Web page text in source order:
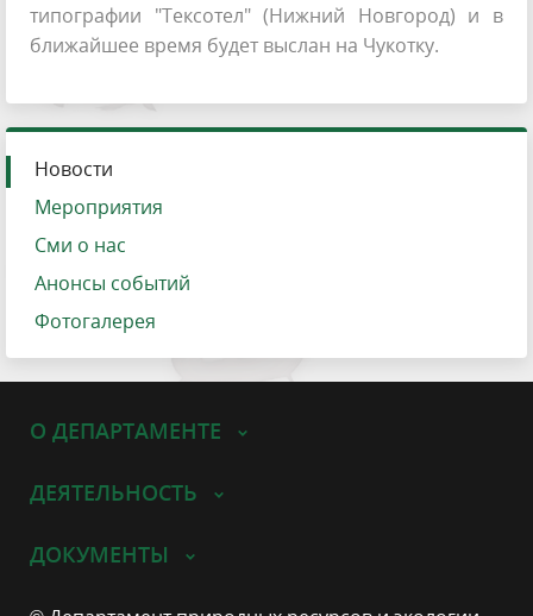
типографии "Тексотел" (Нижний Новгород) и в
ближайшее время будет выслан на Чукотку.
Новости
Мероприятия
Сми о нас
Анонсы событий
Фотогалерея
О ДЕПАРТАМЕНТЕ
ДЕЯТЕЛЬНОСТЬ
ДОКУМЕНТЫ